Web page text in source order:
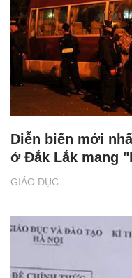
GIÁO DỤC
Diễn biến mới
ở Đắk Lắk mang